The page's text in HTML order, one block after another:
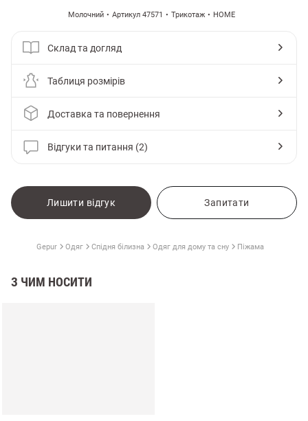
Молочний Артикул 47571 Трикотаж HOME
Склад та догляд
Таблиця розмірів
Доставка та повернення
Відгуки та питання (2)
Лишити відгук Запитати
Gepur Одяг Спідня білизна Одяг для дому та сну Піжама
З ЧИМ НОСИТИ